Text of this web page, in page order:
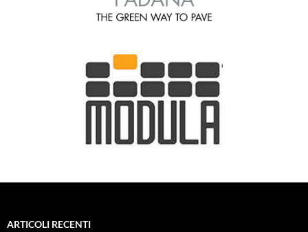
ARTICOLI RECENTI